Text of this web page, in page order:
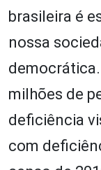
brasileira é
nossa
democrática.
milhões de
deficiência
com